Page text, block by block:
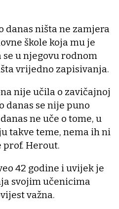
danas ništa ne zamjera
škole koja mu je
u njegovu rodnom
vrijedno zapisivanja.
nije učila o zavičajnoj
danas se nije puno
ne uče o tome, u
takve teme, nema ih ni
prof. Herout.
42 godine i uvijek je
svojim učenicima
važna.